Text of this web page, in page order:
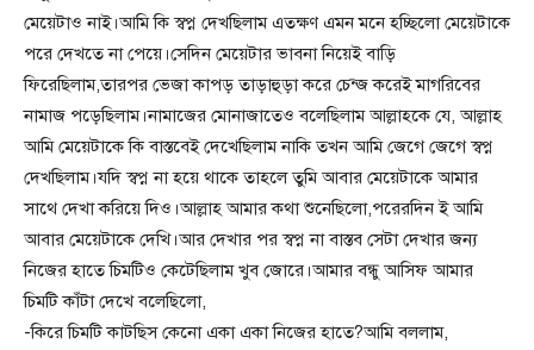
মেয়েটাও নাই।আমি কি স্বপ্ন দেখছিলাম এতক্ষণ এমন মনে হচ্ছিলো মেয়েটাকে
পরে দেখতে না পেয়ে।সেদিন মেয়েটার ভাবনা নিয়েই বাড়ি
ফিরেছিলাম,তারপর ভেজা কাপড় তাড়াহুড়া করে চেন্জ করেই মাগরিবের
নামাজ পড়েছিলাম।নামাজের মোনাজাতেও বলেছিলাম আল্লাহকে যে, আল্লাহ
আমি মেয়েটাকে কি বাস্তবেই দেখেছিলাম নাকি তখন আমি জেগে জেগে স্বপ্ন
দেখছিলাম।যদি স্বপ্ন না হয়ে থাকে তাহলে তুমি আবার মেয়েটাকে আমার
সাথে দেখা করিয়ে দিও।আল্লাহ আমার কথা শুনেছিলো,পরেরদিন ই আমি
আবার মেয়েটাকে দেখি।আর দেখার পর স্বপ্ন না বাস্তব সেটা দেখার জন্য
নিজের হাতে চিমটিও কেটেছিলাম খুব জোরে।আমার বন্ধু আসিফ আমার
চিমটি কাঁটা দেখে বলেছিলো,
-কিরে চিমটি কাটছিস কেনো একা একা নিজের হাতে?আমি বললাম,